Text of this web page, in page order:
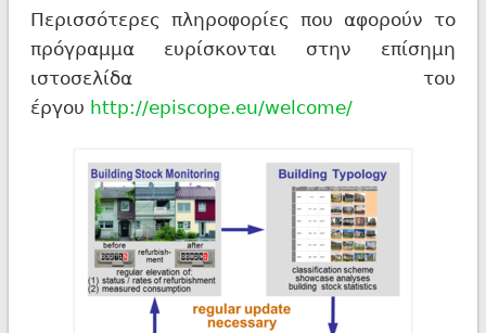
Περισσότερες πληροφορίες που αφορούν το
πρόγραμμα ευρίσκονται στην επίσημη
ιστοσελίδα του
έργου http://episcope.eu/welcome/